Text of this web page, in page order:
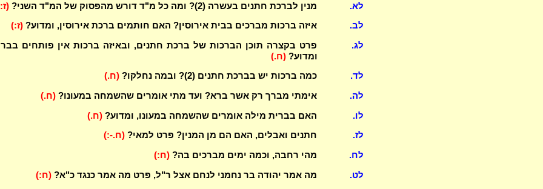
לא. מנין לברכת חתנים בעשרה (2)? ומה כל מ"ד דורש מהפסוק של המ"ד השני?
לב. איזה ברכות מברכים בבית אירוסין? האם חותמים ברכת אירוסין, ומדוע?(ז:)
לג.
פרט בקצרה תוכן הברכות של ברכת חתנים, ובאיזה ברכות אין פותחים
ומדוע? (ח.)
לד. כמה ברכות יש בברכת חתנים (2)? ובמה נחלקו? (ח.)
לה. אימתי מברך רק אשר ברא? ועד מתי אומרים שהשמחה במעונו?(ח.)
לו. האם בברית מילה אומרים שהשמחה במעונו, ומדוע?(ח.)
לז. חתנים ואבלים, האם הם מן המנין? פרט למאי?(ח.-:)
לח. מהי רחבה, וכמה ימים מברכים בה?(ח:)
לט. מה אמר יהודה בר נחמני לנחם אצל ר"ל, פרט מה אמר כנגד כ"א?(ח:)